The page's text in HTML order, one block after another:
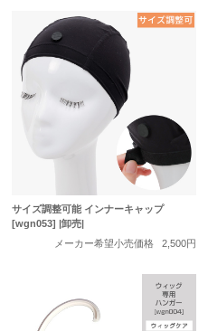
サイズ調整可能 インナーキャップ
[wgn053] |卸売|
メーカー希望小売価格
2,500円